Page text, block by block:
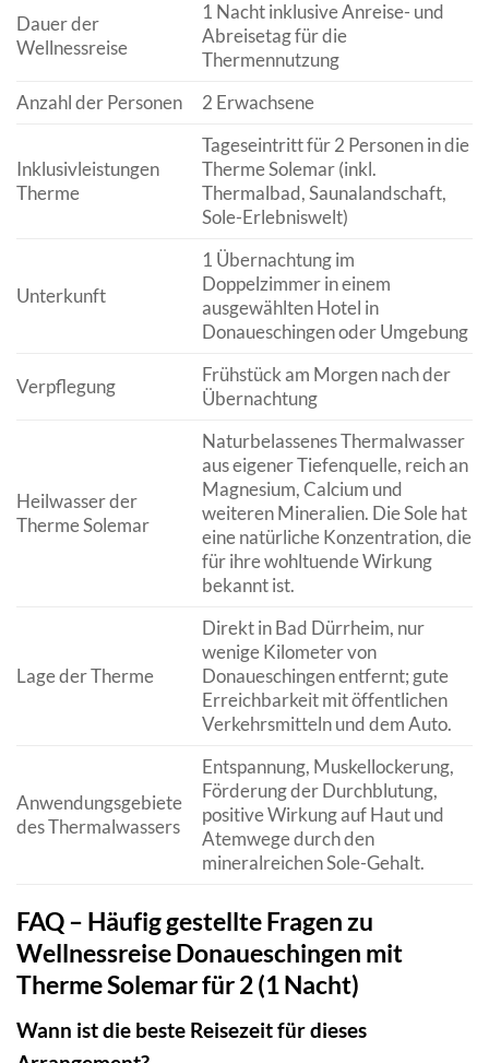
Dauer der
Wellnessreise
1 Nacht inklusive Anreise- und
Abreisetag für die
Thermennutzung
Anzahl der Personen
2 Erwachsene
Inklusivleistungen
Therme
Tageseintritt für 2 Personen in die
Therme Solemar (inkl.
Thermalbad, Saunalandschaft,
Sole-Erlebniswelt)
Unterkunft
1 Übernachtung im
Doppelzimmer in einem
ausgewählten Hotel in
Donaueschingen oder Umgebung
Verpflegung
Frühstück am Morgen nach der
Übernachtung
Heilwasser der
Therme Solemar
Naturbelassenes Thermalwasser
aus eigener Tiefenquelle, reich an
Magnesium, Calcium und
weiteren Mineralien. Die Sole hat
eine natürliche Konzentration, die
für ihre wohltuende Wirkung
bekannt ist.
Lage der Therme
Direkt in Bad Dürrheim, nur
wenige Kilometer von
Donaueschingen entfernt; gute
Erreichbarkeit mit öffentlichen
Verkehrsmitteln und dem Auto.
Anwendungsgebiete
des Thermalwassers
Entspannung, Muskellockerung,
Förderung der Durchblutung,
positive Wirkung auf Haut und
Atemwege durch den
mineralreichen Sole-Gehalt.
FAQ – Häufig gestellte Fragen zu
Wellnessreise Donaueschingen mit
Therme Solemar für 2 (1 Nacht)
Wann ist die beste Reisezeit für dieses